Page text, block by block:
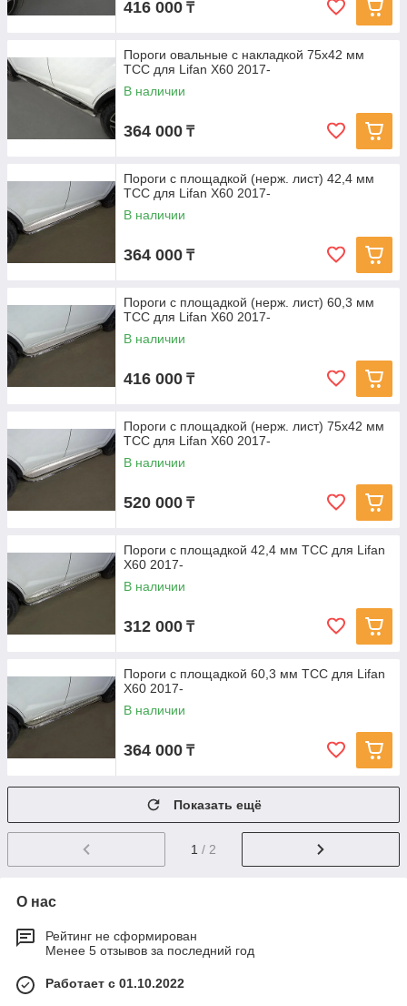
416 000 ₸
Пороги овальные с накладкой 75х42 мм
ТСС для Lifan X60 2017-
В наличии
364 000 ₸
Пороги с площадкой (нерж. лист) 42,4 мм
ТСС для Lifan X60 2017-
В наличии
364 000 ₸
Пороги с площадкой (нерж. лист) 60,3 мм
ТСС для Lifan X60 2017-
В наличии
416 000 ₸
Пороги с площадкой (нерж. лист) 75х42 мм
ТСС для Lifan X60 2017-
В наличии
520 000 ₸
Пороги с площадкой 42,4 мм ТСС для Lifan
X60 2017-
В наличии
312 000 ₸
Пороги с площадкой 60,3 мм ТСС для Lifan
X60 2017-
В наличии
364 000 ₸
Показать ещё
1 / 2
О нас
Рейтинг не сформирован
Менее 5 отзывов за последний год
Работает с 01.10.2022